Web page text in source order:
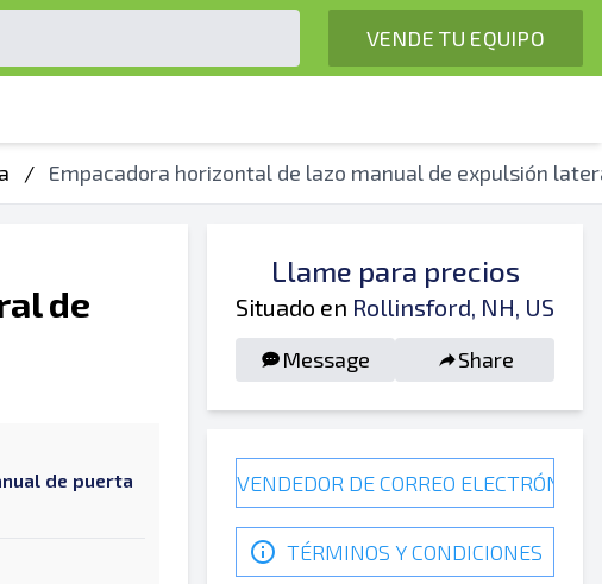
VENDE TU EQUIPO
/ Empacadora horizontal de lazo manual de expulsión
de
de puerta
Llame para precios
Situado en Rollinsford, NH, US
Message Share
VENDEDOR DE CORREO ELECTRÓNICO
TÉRMINOS Y CONDICIONES